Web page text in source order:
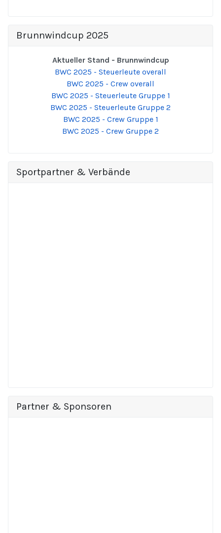
Brunnwindcup 2025
Aktueller Stand - Brunnwindcup
BWC 2025 - Steuerleute overall
BWC 2025 - Crew overall
BWC 2025 - Steuerleute Gruppe 1
BWC 2025 - Steuerleute Gruppe 2
BWC 2025 - Crew Gruppe 1
BWC 2025 - Crew Gruppe 2
Sportpartner & Verbände
Partner & Sponsoren